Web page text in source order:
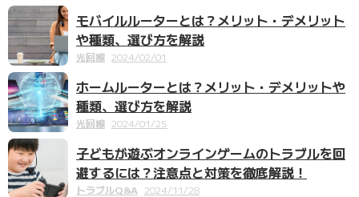
モバイルルーターとは？メリット・デメリット
や種類、選び方を解説
光回線 2024/02/01
ホームルーターとは？メリット・デメリットや
種類、選び方を解説
光回線 2024/01/25
子どもが遊ぶオンラインゲームのトラブルを回
避するには？注意点と対策を徹底解説！
トラブルQ&A 2024/11/28